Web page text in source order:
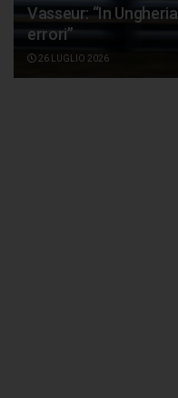
Vasseur: “In
errori”
26 LUGLIO 2026